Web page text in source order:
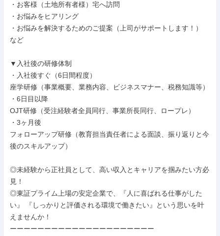
・お客様（土地所有者様）宅へ訪問
・お悩みをヒアリング
・お悩みを解決するためのご提案（上司がサポートします！）
など
▼入社後の研修体制
・入社後すぐ（6日間程度）
座学研修（事業概要、業務内容、ビジネスマナー、税務知識等）
・6日目以降
OJT研修（受注経験者全員同行、事業所長同行、ロープレ）
・3ヶ月後
フォローアップ研修（教育担当責任者による面談、振り返りと今
後のスキルアップ）
◎未経験から正社員として、高い収入とキャリアを掴みたい方必
見！
◎東証プライム上場の安定企業で、『人に喜ばれる仕事がした
い』 『しっかりと評価される環境で働きたい』という思いを叶
えませんか！
ーーーーーーーーーーーーーーーーーーーーー